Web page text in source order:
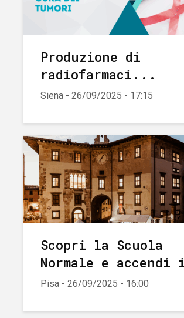
Produzione di
radiofarmaci...
Siena - 26/09/2025 - 17:15
Scopri la Scuola
Normale e
Pisa - 26/09/2025 - 16:00